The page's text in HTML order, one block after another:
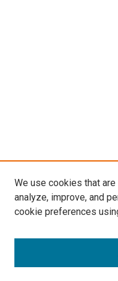
We use cookies that
analyze, improve, and
cookie preferences